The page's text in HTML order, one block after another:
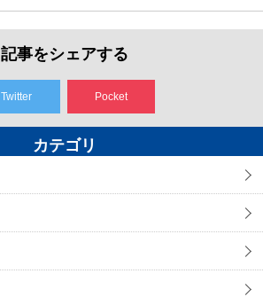
記事をシェアする
Twitter Pocket
カテゴリ